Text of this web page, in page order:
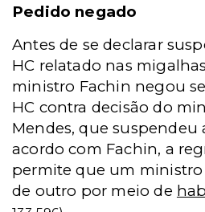
Pedido negado
Antes de se declarar
HC relatado nas
ministro Fachin negou
HC contra decisão do
Mendes, que suspendeu
acordo com Fachin, a
permite que um ministro
de outro por meio de